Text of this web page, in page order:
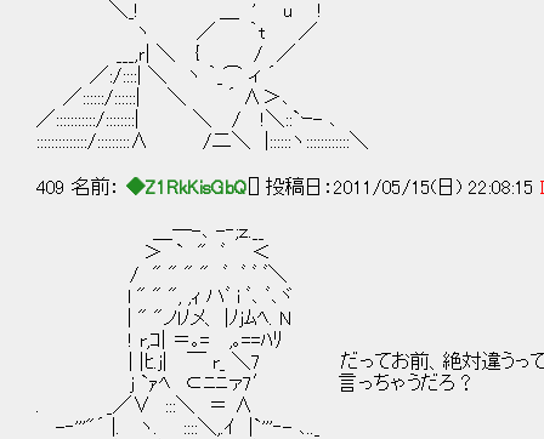
＼_! ＿ ' u !
ヽ ／ ｀t ／
___,ｒ| ＼ { / ／
／:/::::| ＼ ヽ ｀_⌒ ィ ´
／::::::/::::::| ＼ ´ ∧＞､
／:::::::::::/::::::::| ＼ / !＼::`ｰ- ､
::::::::::::::/:::::::::∧ /二＼ |::::::ヽ::::::::::::＼
409 名前： ◆Z1RkKisGbQ [] 投稿日：2011/05/15(日) 22:08:15
＿─-､ -‐;ｚ.__
＞ ` " ﾞ ＜
/ " " " " ﾞ ﾞ ﾞ ﾞ＼
l " " ", ,ｨ ハﾞ i ﾞ､ ﾞ､ヾ
| " "ノlﾉメ、 |ﾉjﾑﾍ. N
! r,ｺ| ＝｡= ,｡==ﾊﾘ
| |ﾋ.j| ￣ r_ ＼7 だってお前、絶対違うっ
j `ｧﾍ ⊂ﾆﾆァ7′ 言っちゃうだろ？
. _／∨ :::＼ ＝ ∧
-‐'''"´ |. ヽ. ::::＼,.ｲ |`'''‐- ､.._